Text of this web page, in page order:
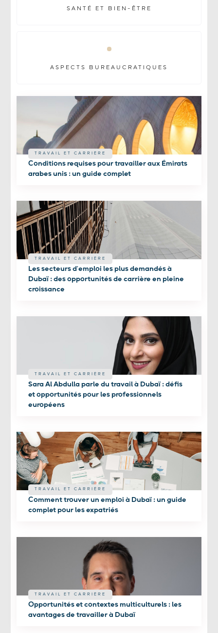
SANTÉ ET BIEN-ÊTRE
ASPECTS BUREAUCRATIQUES
TRAVAIL ET CARRIÈRE
Conditions requises pour travailler aux Émirats
arabes unis : un guide complet
TRAVAIL ET CARRIÈRE
Les secteurs d'emploi les plus demandés à
Dubaï : des opportunités de carrière en pleine
croissance ‍
TRAVAIL ET CARRIÈRE
Sara Al Abdulla parle du travail à Dubaï : défis
et opportunités pour les professionnels
européens
TRAVAIL ET CARRIÈRE
Comment trouver un emploi à Dubaï : un guide
complet pour les expatriés
TRAVAIL ET CARRIÈRE
Opportunités et contextes multiculturels : les
avantages de travailler à Dubaï